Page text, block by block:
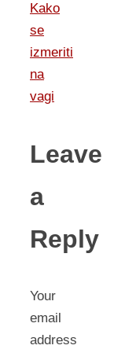
Kako
se
izmeriti
na
vagi
Leave
a
Reply
Your
email
address